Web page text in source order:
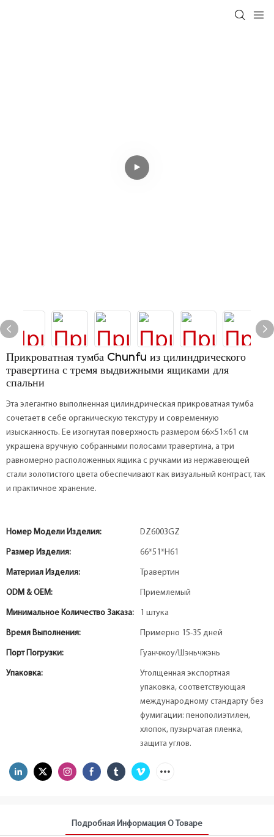
Прикроватная тумба Chunfu из цилиндрического
травертина с тремя выдвижными ящиками для
спальни
Эта элегантно выполненная цилиндрическая прикроватная тумба
сочетает в себе органическую текстуру и современную
изысканность. Ее изогнутая поверхность размером 66×51×61 см
украшена вручную собранными полосами травертина, а три
равномерно расположенных ящика с ручками из нержавеющей
стали золотистого цвета обеспечивают как визуальный контраст, так
и практичное хранение.
Номер Модели Изделия: DZ6003GZ
Размер Изделия: 66*51*H61
Материал Изделия: Травертин
ODM & OEM: Приемлемый
Минимальное Количество Заказа: 1 штука
Время Выполнения: Примерно 15-35 дней
Порт Погрузки: Гуанчжоу/Шэньчжэнь
Упаковка:
Утолщенная экспортная
упаковка, соответствующая
международному стандарту без
фумигации: пенополиэтилен,
хлопок, пузырчатая пленка,
защита углов.
Подробная Информация О Товаре